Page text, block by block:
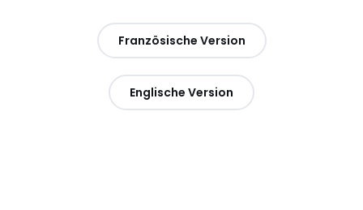
Französische Version
Englische Version